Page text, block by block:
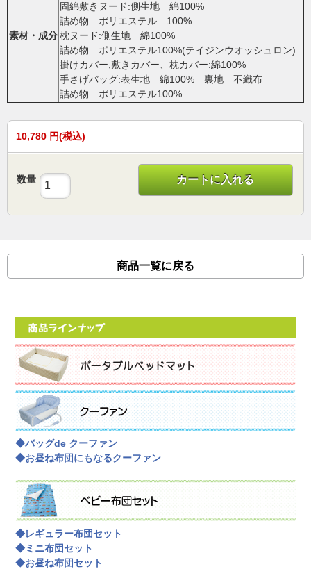
素材・成分
固綿敷きヌード:側生地 綿100%
詰め物 ポリエステル 100%
枕ヌード:側生地 綿100%
詰め物 ポリエステル100%(テイジンウオッシュロン)
掛けカバー,敷きカバー、枕カバー:綿100%
手さげバッグ:表生地 綿100% 裏地 不織布
詰め物 ポリエステル100%
10,780 円(税込)
数量 カートに入れる
商品一覧に戻る
◆バッグde クーファン
◆お昼ね布団にもなるクーファン
◆レギュラー布団セット
◆ミニ布団セット
◆お昼ね布団セット